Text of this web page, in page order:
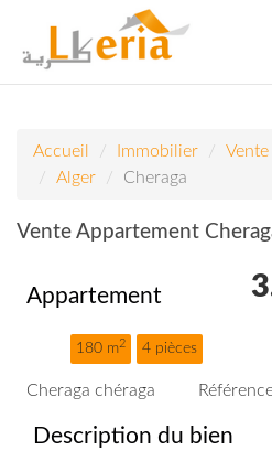
Accueil Immobilier Vente
Alger
Cheraga
Vente Appartement
Appartement
180 m2 4 pièces
Cheraga chéraga
Description du bien